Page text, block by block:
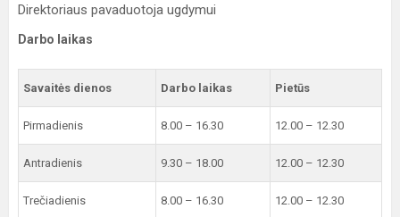
Direktoriaus pavaduotoja ugdymui
Darbo laikas
Savaitės dienos Darbo laikas Pietūs
Pirmadienis 8.00 – 16.30 12.00 – 12.30
Antradienis 9.30 – 18.00 12.00 – 12.30
Trečiadienis 8.00 – 16.30 12.00 – 12.30